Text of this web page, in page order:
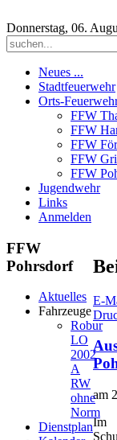
Donnerstag, 06.
Neues ...
Stadtfeuerwehr
Orts-
FFW
FFW
FFW
FFW
FFW
Jugendwehr
Links
Anmelden
E-
am
Im
FFW
Pohrsdorf
Aktuelles
Fahrzeuge
Robur
LO
2002
A
RW
ohne
Norm
Dienstplan